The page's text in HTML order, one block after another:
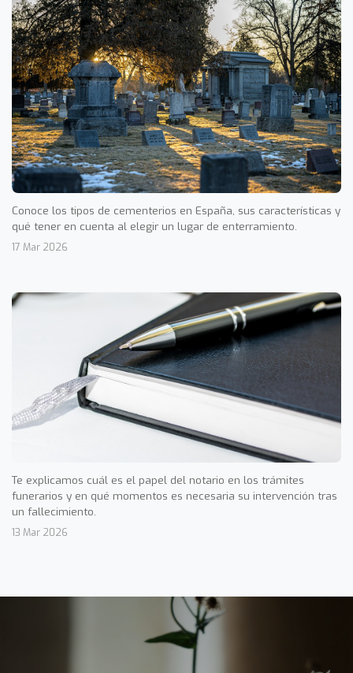
Conoce los tipos de cementerios en España, sus características y
qué tener en cuenta al elegir un lugar de enterramiento.
17 Mar 2026
Te explicamos cuál es el papel del notario en los trámites
funerarios y en qué momentos es necesaria su intervención tras
un fallecimiento.
13 Mar 2026